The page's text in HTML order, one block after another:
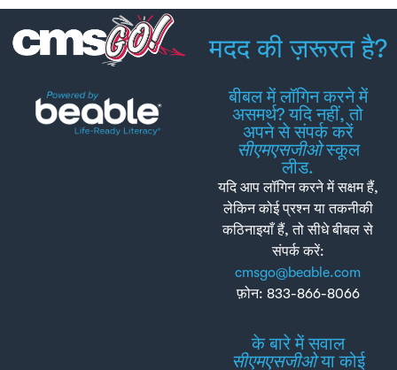
मदद की ज़रूरत है?
बीबल में लॉगिन करने में
असमर्थ? यदि नहीं, तो
अपने से संपर्क करें
सीएमएसजीओस्कूल
लीड.
यदि आप लॉगिन करने में सक्षम हैं,
लेकिन कोई प्रश्न या तकनीकी
कठिनाइयाँ हैं, तो सीधे बीबल से
संपर्क करें:
cmsgo@beable.com
फ़ोन: 833-866-8066
के बारे में सवाल
सीएमएसजीओया कोई